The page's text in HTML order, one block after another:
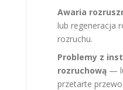
Awaria
lub regeneracja
rozruchu.
Problemy z
rozruchową —
przetarte